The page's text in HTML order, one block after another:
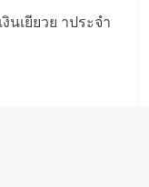
เยียวย าประจำ